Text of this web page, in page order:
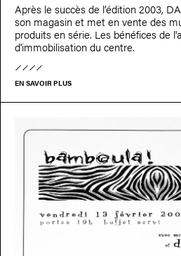
Après le succès de l’édition 2003,
son magasin et met en vente des
produits en série. Les bénéfices de
d'immobilisation du centre.
EN SAVOIR PLUS